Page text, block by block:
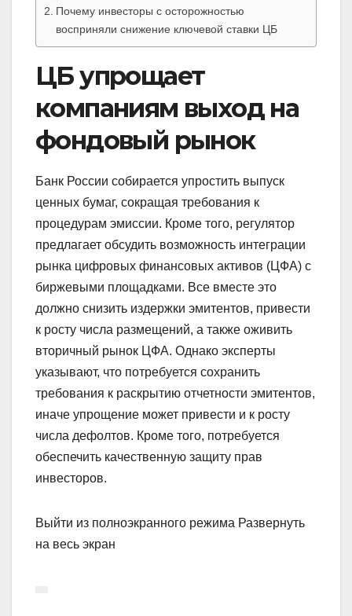
Почему инвесторы с осторожностью
восприняли снижение ключевой ставки ЦБ
ЦБ упрощает
компаниям выход на
фондовый рынок
Банк России собирается упростить выпуск
ценных бумаг, сокращая требования к
процедурам эмиссии. Кроме того, регулятор
предлагает обсудить возможность интеграции
рынка цифровых финансовых активов (ЦФА) с
биржевыми площадками. Все вместе это
должно снизить издержки эмитентов, привести
к росту числа размещений, а также оживить
вторичный рынок ЦФА. Однако эксперты
указывают, что потребуется сохранить
требования к раскрытию отчетности эмитентов,
иначе упрощение может привести и к росту
числа дефолтов. Кроме того, потребуется
обеспечить качественную защиту прав
инвесторов.
Выйти из полноэкранного режима Развернуть
на весь экран